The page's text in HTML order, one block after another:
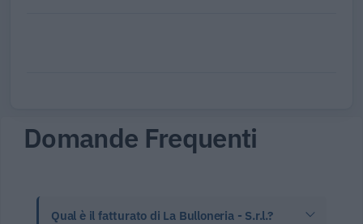
Domande Frequenti
Qual è il fatturato di La Bulloneria - S.r.l.?